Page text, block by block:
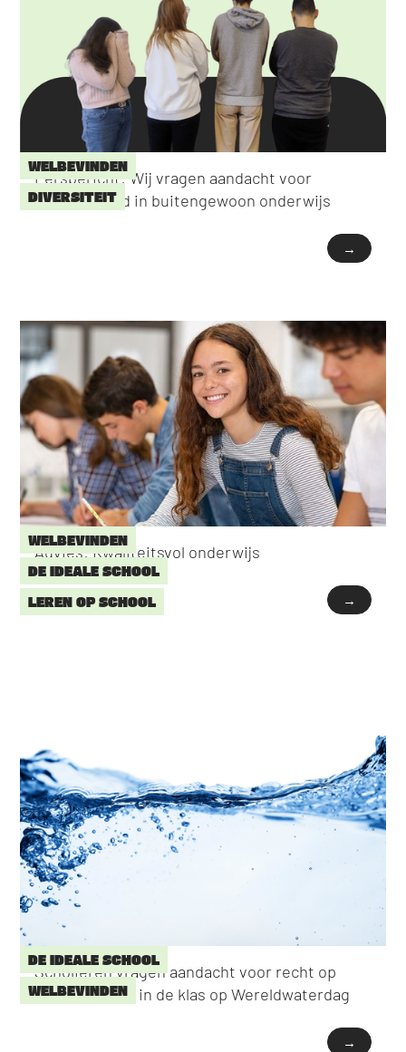
WELBEVINDEN
DIVERSITEIT
Persbericht: Wij vragen aandacht voor
eenzaamheid in buitengewoon onderwijs
→
WELBEVINDEN
DE IDEALE SCHOOL
LEREN OP SCHOOL
Advies: Kwaliteitsvol onderwijs
→
DE IDEALE SCHOOL
WELBEVINDEN
Scholieren vragen aandacht voor recht op
water drinken in de klas op Wereldwaterdag
→